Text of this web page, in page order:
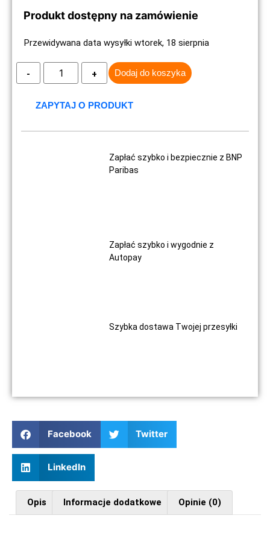
Facebook Twitter
LinkedIn
Produkt dostępny na zamówienie
Przewidywana data wysyłki wtorek, 18 sierpnia
Dodaj do koszyka
ZAPYTAJ O PRODUKT
Zapłać szybko i bezpiecznie z BNP
Paribas
Zapłać szybko i wygodnie z
Autopay
Szybka dostawa Twojej przesyłki
Opis Informacje dodatkowe Opinie (0)